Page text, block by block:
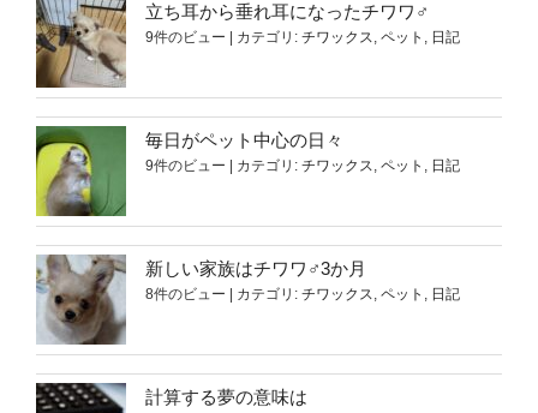
立ち耳から垂れ耳になったチワワ♂
9件のビュー カテゴリ: チワックス, ペット , 日記
毎日がペット中心の日々
9件のビュー カテゴリ: チワックス, ペット , 日記
新しい家族はチワワ♂3か月
8件のビュー カテゴリ: チワックス, ペット , 日記
計算する夢の意味は